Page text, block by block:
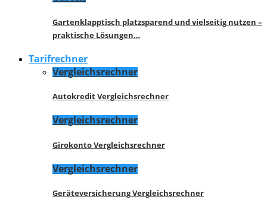
Gartenklapptisch platzsparend und vielseitig nutzen –
praktische Lösungen…
Tarifrechner
Vergleichsrechner
Autokredit Vergleichsrechner
Vergleichsrechner
Girokonto Vergleichsrechner
Vergleichsrechner
Geräteversicherung Vergleichsrechner